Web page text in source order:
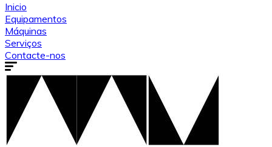
Inicio
Equipamentos
Máquinas
Serviços
Contacte-nos